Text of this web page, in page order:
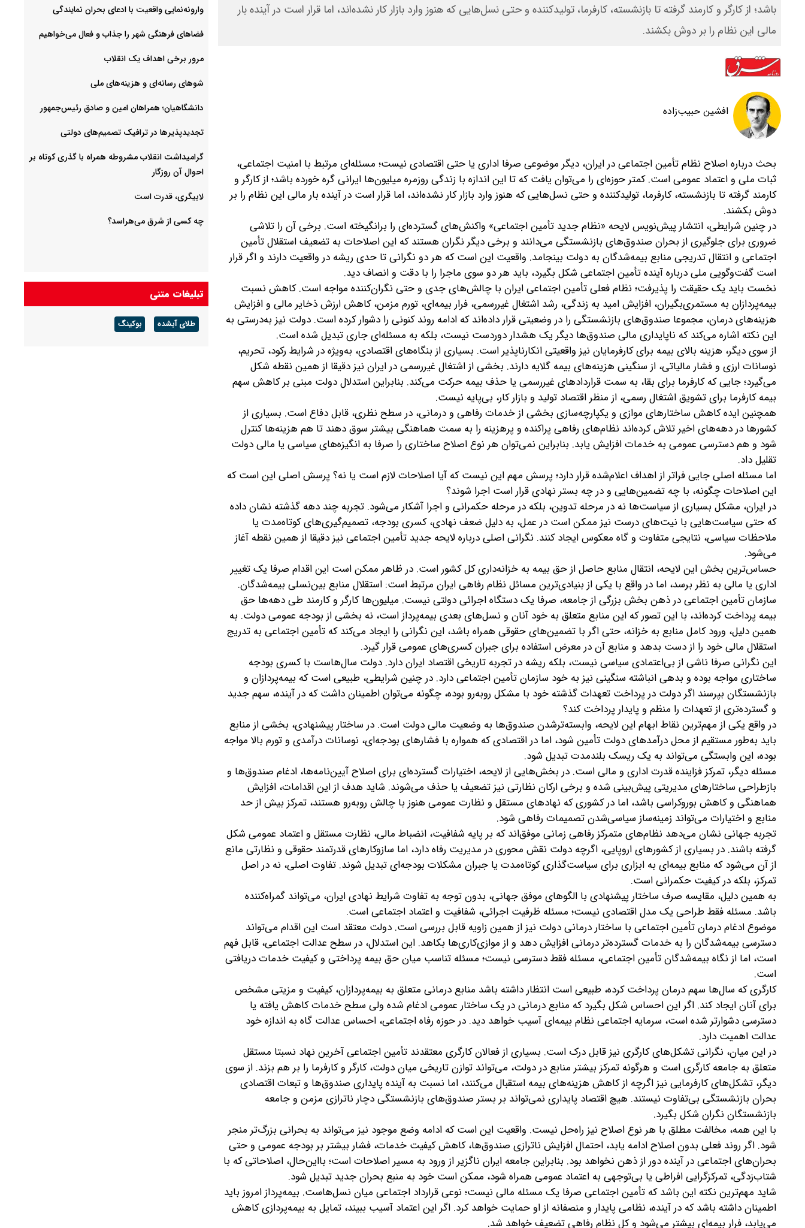
باشد؛ از کارگر و کارمند گرفته تا بازنشسته، کارفرما، تولیدکننده و حتی نسل‌هایی که هنوز وارد بازار کار نشده‌اند، اما قرار است در آینده بار
مالی این نظام را بر دوش بکشند.
افشین حبیب‌زاده
بحث درباره اصلاح نظام تأمین اجتماعی در ایران، دیگر موضوعی صرفا اداری یا حتی اقتصادی نیست؛ مسئله‌ای مرتبط با امنیت اجتماعی،
ثبات ملی و اعتماد عمومی است. کمتر حوزه‌ای را می‌توان یافت که تا این اندازه با زندگی روزمره میلیون‌ها ایرانی گره خورده باشد؛ از کارگر و
کارمند گرفته تا بازنشسته، کارفرما، تولیدکننده و حتی نسل‌هایی که هنوز وارد بازار کار نشده‌اند، اما قرار است در آینده بار مالی این نظام را بر
دوش بکشند.
در چنین شرایطی، انتشار پیش‌نویس لایحه «نظام جدید تأمین اجتماعی» واکنش‌های گسترده‌ای را برانگیخته است. برخی آن را تلاشی
ضروری برای جلوگیری از بحران صندوق‌های بازنشستگی می‌دانند و برخی دیگر نگران‌ هستند که این اصلاحات به تضعیف استقلال تأمین
اجتماعی و انتقال تدریجی منابع بیمه‌شدگان به دولت بینجامد. واقعیت این است که هر دو نگرانی تا حدی ریشه در واقعیت دارند و اگر قرار
است گفت‌وگویی ملی درباره آینده تأمین اجتماعی شکل بگیرد، باید هر دو سوی ماجرا را با دقت و انصاف دید.
نخست باید یک حقیقت را پذیرفت؛ نظام فعلی تأمین اجتماعی ایران با چالش‌های جدی و حتی نگران‌کننده مواجه است. کاهش نسبت
بیمه‌پردازان به مستمری‌بگیران، افزایش امید به زندگی، رشد اشتغال غیررسمی، فرار بیمه‌ای، تورم مزمن، کاهش ارزش ذخایر مالی و افزایش
هزینه‌های درمان، مجموعا صندوق‌های بازنشستگی را در وضعیتی قرار داده‌اند که ادامه روند کنونی را دشوار کرده است. دولت نیز به‌درستی به
این نکته اشاره می‌کند که ناپایداری مالی صندوق‌ها دیگر یک هشدار دوردست نیست، بلکه به مسئله‌ای جاری تبدیل شده است.
از سوی دیگر، هزینه بالای بیمه برای کارفرمایان نیز واقعیتی انکارناپذیر است. بسیاری از بنگاه‌های اقتصادی، به‌ویژه در شرایط رکود، تحریم،
نوسانات ارزی و فشار مالیاتی، از سنگینی هزینه‌های بیمه گلایه دارند. بخشی از اشتغال غیررسمی در ایران نیز دقیقا از همین نقطه شکل
می‌گیرد؛ جایی که کارفرما برای بقا، به سمت قراردادهای غیررسمی یا حذف بیمه حرکت می‌کند. بنابراین استدلال دولت مبنی بر کاهش سهم
بیمه کارفرما برای تشویق اشتغال رسمی، از منظر اقتصاد تولید و بازار کار، بی‌پایه نیست.
همچنین ایده کاهش ساختارهای موازی و یکپارچه‌سازی بخشی از خدمات رفاهی و درمانی، در سطح نظری، قابل دفاع است. بسیاری از
کشورها در دهه‌های اخیر تلاش کرده‌اند نظام‌های رفاهی پراکنده و پرهزینه را به سمت هماهنگی بیشتر سوق دهند تا هم هزینه‌ها کنترل
شود و هم دسترسی عمومی به خدمات افزایش یابد. بنابراین نمی‌توان هر نوع اصلاح ساختاری را صرفا به انگیزه‌های سیاسی یا مالی دولت
تقلیل داد.
اما مسئله اصلی‌ جایی فراتر از اهداف اعلام‌شده قرار دارد؛ پرسش مهم این نیست که آیا اصلاحات لازم است یا نه؟ پرسش اصلی این است که
این اصلاحات چگونه، با چه تضمین‌هایی و در چه بستر نهادی قرار است اجرا شوند؟
در ایران، مشکل بسیاری از سیاست‌ها نه در مرحله تدوین، بلکه در مرحله حکمرانی و اجرا آشکار می‌شود. تجربه چند دهه گذشته نشان داده
که حتی سیاست‌هایی با نیت‌های درست نیز ممکن است در عمل، به دلیل ضعف نهادی، کسری بودجه، تصمیم‌گیری‌های کوتاه‌مدت یا
ملاحظات سیاسی، نتایجی متفاوت و گاه معکوس ایجاد کنند. نگرانی اصلی درباره لایحه جدید تأمین اجتماعی نیز دقیقا از همین نقطه آغاز
می‌شود.
حساس‌ترین بخش این لایحه، انتقال منابع حاصل از حق بیمه به خزانه‌داری کل کشور است. در ظاهر ممکن است این اقدام صرفا یک تغییر
اداری یا مالی به نظر برسد، اما در واقع با یکی از بنیادی‌ترین مسائل نظام رفاهی ایران مرتبط است: استقلال منابع بین‌نسلی بیمه‌شدگان.
سازمان تأمین اجتماعی در ذهن بخش بزرگی از جامعه، صرفا یک دستگاه اجرائی دولتی نیست. میلیون‌ها کارگر و کارمند طی دهه‌ها حق
بیمه پرداخت کرده‌اند، با این تصور که این منابع‌ متعلق به خود آنان و نسل‌های بعدی بیمه‌پرداز است، نه بخشی از بودجه عمومی دولت. به
همین دلیل، ورود کامل منابع به خزانه، حتی اگر با تضمین‌های حقوقی همراه باشد، این نگرانی را ایجاد می‌کند که تأمین اجتماعی به تدریج
استقلال مالی خود را از دست بدهد و منابع آن در معرض استفاده برای جبران کسری‌های عمومی قرار گیرد.
این نگرانی صرفا ناشی از بی‌اعتمادی سیاسی نیست، بلکه ریشه در تجربه تاریخی اقتصاد ایران دارد. دولت سال‌هاست با کسری بودجه
ساختاری مواجه بوده و بدهی انباشته سنگینی نیز به خود سازمان تأمین اجتماعی دارد. در چنین شرایطی، طبیعی است که بیمه‌پردازان و
بازنشستگان بپرسند‌ اگر دولت در پرداخت تعهدات گذشته خود با مشکل روبه‌رو بوده، چگونه می‌توان اطمینان داشت که در آینده، سهم جدید
و گسترده‌تری از تعهدات را منظم و پایدار پرداخت ‌کند؟
در واقع‌ یکی از مهم‌ترین نقاط ابهام این لایحه، وابسته‌تر‌شدن صندوق‌ها به وضعیت مالی دولت است. در ساختار پیشنهادی، بخشی از منابع
باید به‌طور مستقیم‌ از محل درآمدهای دولت تأمین شود، اما در اقتصادی که همواره با فشارهای بودجه‌ای، نوسانات درآمدی و تورم بالا مواجه
بوده، این وابستگی می‌تواند به یک ریسک بلندمدت تبدیل شود.
مسئله دیگر، تمرکز فزاینده قدرت اداری و مالی است. در بخش‌هایی از لایحه، اختیارات گسترده‌ای برای اصلاح آیین‌نامه‌ها، ادغام صندوق‌ها و
بازطراحی ساختارهای مدیریتی پیش‌بینی شده و برخی ارکان نظارتی نیز تضعیف یا حذف می‌شوند. شاید هدف از این اقدامات، افزایش
هماهنگی و کاهش بوروکراسی باشد، اما در کشوری که نهادهای مستقل و نظارت عمومی هنوز با چالش روبه‌رو هستند، تمرکز بیش از حد
منابع و اختیارات می‌تواند زمینه‌ساز سیاسی‌شدن تصمیمات رفاهی شود.
تجربه جهانی نشان می‌دهد ‌نظام‌های متمرکز رفاهی زمانی موفق‌اند که بر پایه شفافیت، انضباط مالی، نظارت مستقل و اعتماد عمومی شکل
گرفته باشند. در بسیاری از کشورهای اروپایی، اگرچه دولت نقش محوری در مدیریت رفاه دارد، اما سازوکارهای قدرتمند حقوقی و نظارتی مانع
از آن می‌شود که منابع بیمه‌ای به ابزاری برای سیاست‌گذاری کوتاه‌مدت یا جبران مشکلات بودجه‌ای تبدیل شوند. تفاوت اصلی، نه در اصل
تمرکز، بلکه در کیفیت حکمرانی است.
به همین دلیل، مقایسه صرف ساختار پیشنهادی با الگوهای موفق جهانی، بدون توجه به تفاوت شرایط نهادی ایران، می‌تواند گمراه‌کننده
باشد. مسئله فقط طراحی یک مدل اقتصادی نیست؛ مسئله ظرفیت اجرائی، شفافیت و اعتماد اجتماعی است.
موضوع ادغام درمان تأمین اجتماعی با ساختار درمانی دولت نیز از همین زاویه قابل بررسی است. دولت معتقد است این اقدام می‌تواند
دسترسی بیمه‌شدگان را به خدمات گسترده‌تر درمانی افزایش دهد و از موازی‌کاری‌ها بکاهد. این استدلال، در سطح عدالت اجتماعی، قابل فهم
است، اما از نگاه بیمه‌شدگان تأمین اجتماعی، مسئله فقط دسترسی نیست؛ مسئله تناسب میان حق بیمه پرداختی و کیفیت خدمات دریافتی
است.
کارگری که سال‌ها سهم درمان پرداخت کرده، طبیعی است انتظار داشته باشد منابع درمانی متعلق به بیمه‌پردازان، کیفیت و مزیتی مشخص
برای آنان ایجاد کند. اگر این احساس شکل بگیرد که منابع درمانی در یک ساختار عمومی ادغام شده ولی سطح خدمات کاهش یافته یا
دسترسی دشوارتر شده است، سرمایه اجتماعی نظام بیمه‌ای آسیب خواهد دید. در حوزه رفاه اجتماعی، احساس عدالت گاه به اندازه خود
عدالت اهمیت دارد.
در این میان، نگرانی تشکل‌های کارگری نیز قابل درک است. بسیاری از فعالان کارگری معتقدند تأمین اجتماعی آخرین نهاد نسبتا مستقل
متعلق به جامعه کارگری است و هرگونه تمرکز بیشتر منابع در دولت، می‌تواند توازن تاریخی میان دولت، کارگر و کارفرما را بر هم بزند. از سوی
دیگر، تشکل‌های کارفرمایی نیز اگرچه از کاهش هزینه‌های بیمه استقبال می‌کنند، اما نسبت به آینده پایداری صندوق‌ها و تبعات اقتصادی
بحران بازنشستگی بی‌تفاوت نیستند. هیچ اقتصاد پایداری نمی‌تواند بر بستر صندوق‌های بازنشستگی دچار ناترازی مزمن و جامعه
بازنشستگان نگران شکل بگیرد.
با این همه، مخالفت مطلق با هر نوع اصلاح نیز راه‌حل نیست. واقعیت این است که ادامه وضع موجود نیز می‌تواند به بحرانی بزرگ‌تر منجر
شود. اگر روند فعلی بدون اصلاح ادامه یابد، احتمال افزایش ناترازی صندوق‌ها، کاهش کیفیت خدمات، فشار بیشتر بر بودجه عمومی و حتی
بحران‌های اجتماعی در آینده دور از ذهن نخواهد بود. بنابراین جامعه ایران ناگزیر از ورود به مسیر اصلاحات است؛ بااین‌حال، اصلاحاتی که با
شتاب‌زدگی، تمرکزگرایی افراطی یا بی‌توجهی به اعتماد عمومی همراه شود، ممکن است خود به منبع بحران جدید تبدیل شود.
شاید مهم‌ترین نکته این باشد که تأمین اجتماعی صرفا یک مسئله مالی نیست؛ نوعی قرارداد اجتماعی میان نسل‌هاست. بیمه‌پرداز امروز باید
اطمینان داشته باشد که در آینده، نظامی پایدار و منصفانه از او حمایت خواهد کرد. اگر این اعتماد آسیب ببیند، تمایل به بیمه‌پردازی کاهش
می‌یابد، فرار بیمه‌ای بیشتر می‌شود و کل نظام رفاهی تضعیف خواهد شد.
وارونه‌نمایی واقعیت با ادعای بحران نمایندگی
فضا‌های فرهنگی شهر را جذاب و فعال می‌‌خواهیم
مرور برخی اهداف یک انقلاب
شوهای رسانه‌ای و هزینه‌های ملی
دانشگاهیان؛ همراهان امین و صادق رئیس‌جمهور
تجدیدپذیرها در ترافیک تصمیم‌های دولتی
گرامیداشت انقلاب مشروطه همراه با گذری کوتاه بر
احوال آن روزگار
لابیگری، قدرت است
چه کسی از شرق می‌هراسد؟
تبلیغات متنی
طلای آبشده بوکینگ